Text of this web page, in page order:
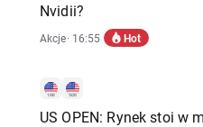
Nvidii?
Akcje· 16:55 Hot
US OPEN: Rynek stoi w